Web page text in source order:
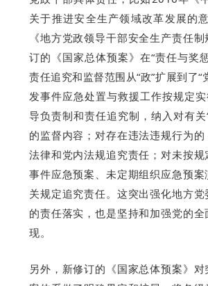
关于推进安全生产领域改革发展的
《地方党政领导干部安全生产责任
订的《国家总体预案》在“责任与奖
责任追究和监督范围从“政”扩展到了“
发事件应急处置与救援工作按规定实
导负责制和责任追究制，纳入对有关
的监督内容；对存在违法违规行为的
法律和党内法规追究责任；对未按
事件应急预案、未定期组织应急预
关规定追究责任。这突出强化地方党
的责任落实，也是坚持和加强党的
现。
另外，新修订的《国家总体预案》